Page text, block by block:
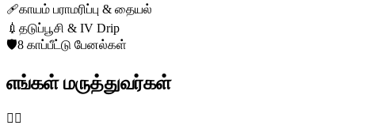
🩹காயம் பராமரிப்பு & தையல்
💉 தடுப்பூசி & IV Drip
🛡️8 காப்பீட்டு பேனல்கள்
எங்கள் மருத்துவர்கள்
👨‍⚕️